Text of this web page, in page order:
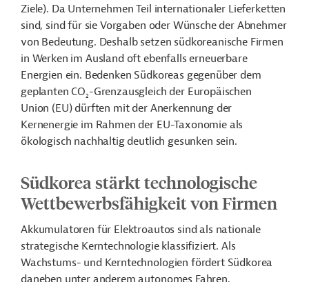
Ziele). Da Unternehmen Teil internationaler Lieferketten
sind, sind für sie Vorgaben oder Wünsche der Abnehmer
von Bedeutung. Deshalb setzen südkoreanische Firmen
in Werken im Ausland oft ebenfalls erneuerbare
Energien ein. Bedenken Südkoreas gegenüber dem
geplanten CO2-Grenzausgleich der Europäischen
Union (EU) dürften mit der Anerkennung der
Kernenergie im Rahmen der EU-Taxonomie als
ökologisch nachhaltig deutlich gesunken sein.
Südkorea stärkt technologische
Wettbewerbsfähigkeit von Firmen
Akkumulatoren für Elektroautos sind als nationale
strategische Kerntechnologie klassifiziert. Als
Wachstums- und Kerntechnologien fördert Südkorea
daneben unter anderem autonomes Fahren,